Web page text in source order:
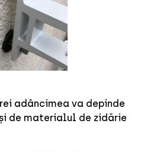
adâncimea va depinde
de materialul de zidărie